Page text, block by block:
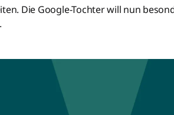
Die Google-Tochter will nun